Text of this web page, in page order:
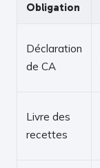
Obligation
Déclaration
de CA
Livre des
recettes